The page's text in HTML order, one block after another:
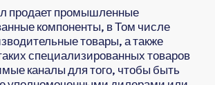
продает промышленные
компоненты, в Том числе
товары, а также
специализированных товаров
каналы для того, чтобы быть